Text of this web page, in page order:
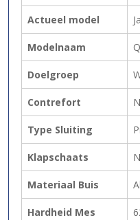
Actueel model Ja
Modelnaam
Doelgroep
Contrefort
Type Sluiting
Klapschaats
Materiaal Buis
Hardheid Mes